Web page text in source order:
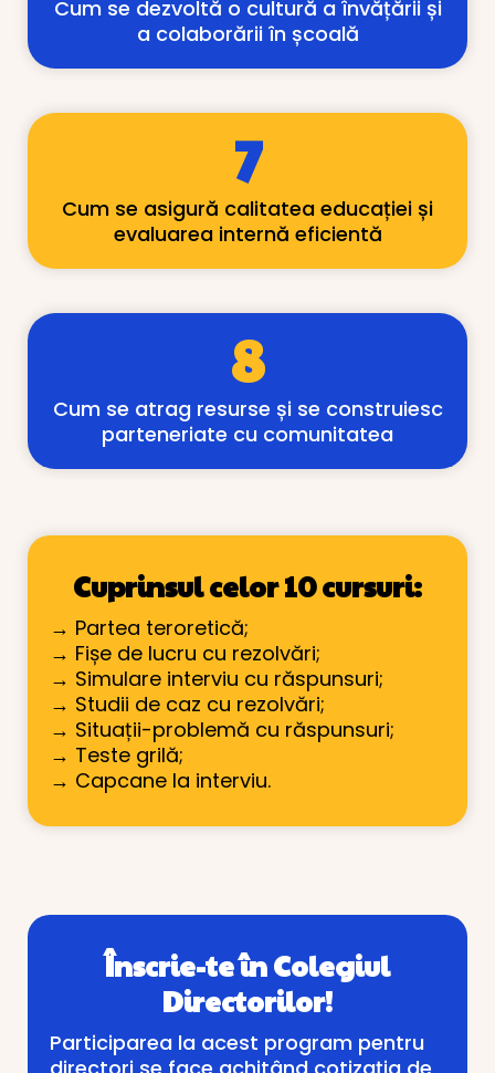
Cum se dezvoltă o cultură a învățării și
a colaborării în școală
7
Cum se asigură calitatea educației și
evaluarea internă eficientă
8
Cum se atrag resurse și se construiesc
parteneriate cu comunitatea
Cuprinsul celor 10 cursuri:
→ Partea teroretică;
→ Fișe de lucru cu rezolvări;
→ Simulare interviu cu răspunsuri;
→ Studii de caz cu rezolvări;
→ Situații-problemă cu răspunsuri;
→ Teste grilă;
→ Capcane la interviu.
Înscrie-te în Colegiul
Directorilor!
Participarea la acest program pentru